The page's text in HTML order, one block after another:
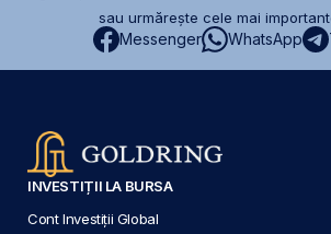
sau urmărește cele mai
Messenger WhatsApp
INVESTIȚII LA BURSA
Cont Investiții Global